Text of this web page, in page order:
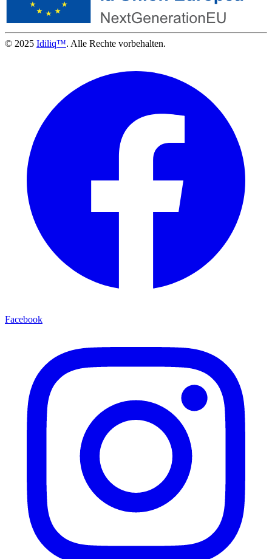
© 2025 Idiliq™. Alle Rechte vorbehalten.
Facebook